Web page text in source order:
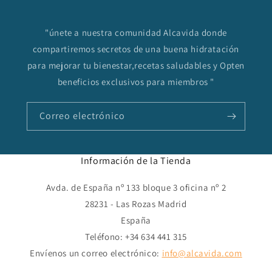
"únete a nuestra comunidad Alcavida donde
compartiremos secretos de una buena hidratación
para mejorar tu bienestar,recetas saludables y Opten
beneficios exclusivos para miembros "
Correo electrónico
Información de la Tienda
Avda. de España nº 133 bloque 3 oficina nº 2
28231 - Las Rozas Madrid
España
Teléfono: +34 634 441 315
Envíenos un correo electrónico: info@alcavida.com